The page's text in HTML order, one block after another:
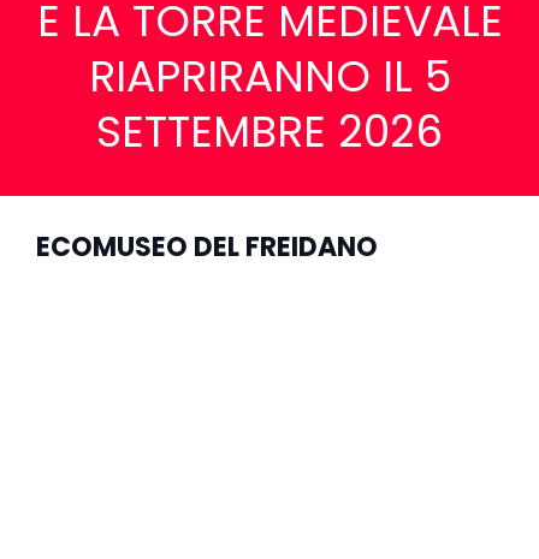
E LA TORRE MEDIEVALE
RIAPRIRANNO IL 5
SETTEMBRE 2026
ECOMUSEO DEL FREIDANO